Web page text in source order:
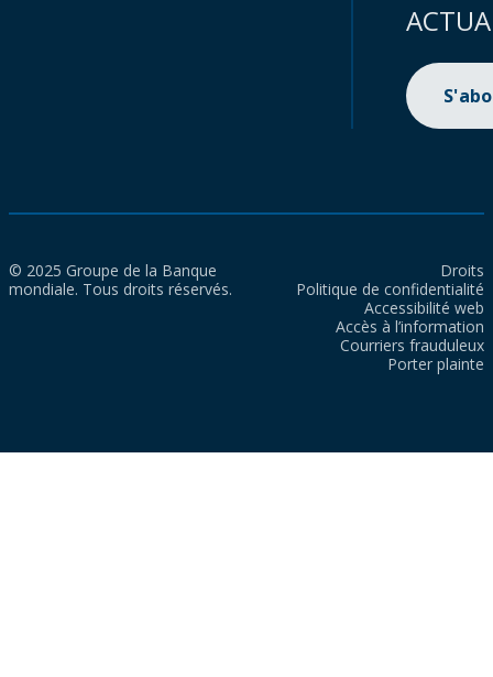
© 2025 Groupe de la Banque
mondiale. Tous droits réservés.
Droits
Politique de confidentialité
Accessibilité web
Accès à l’information
Courriers frauduleux
Porter plainte